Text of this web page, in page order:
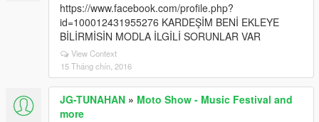
https://www.facebook.com/profile.php?
id=100012431955276 KARDEŞİM BENİ EKLEYE
BİLİRMİSİN MODLA İLGİLİ SORUNLAR VAR
View Context
15 Tháng chín, 2016
JG-TUNAHAN » Moto Show - Music Festival and
more